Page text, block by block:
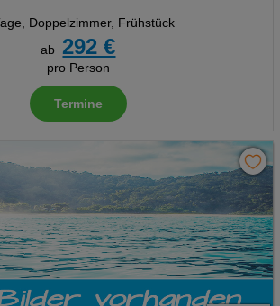
, Doppelzimmer, Frühstück
ab
292 €
pro Person
Termine